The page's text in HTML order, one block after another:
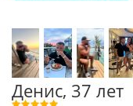
Денис, 37 лет